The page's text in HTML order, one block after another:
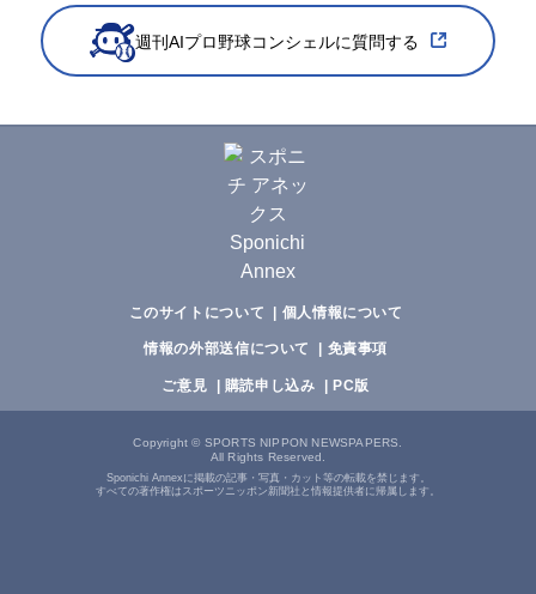
週刊AIプロ野球コンシェルに質問する
このサイトについて 個人情報について
情報の外部送信について 免責事項
ご意見 購読申し込み PC版
Copyright© SPORTS NIPPON NEWSPAPERS.
All Rights Reserved.
Sponichi Annexに掲載の記事・写真・カット等の転載を禁じます。
すべての著作権はスポーツニッポン新聞社と情報提供者に帰属します。